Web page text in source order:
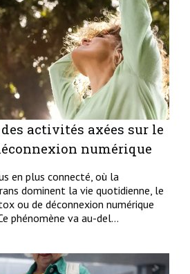
activités axées sur le
numérique
en plus connecté, où la
dominent la vie quotidienne, le
ou de déconnexion numérique
phénomène va au-del...